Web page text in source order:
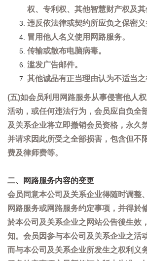
权、专利权、其他智慧财产权及其
违反依法律或契约所应负之保密义
冒用他人名义使用网路服务。
传输或散布电脑病毒。
滥发广告邮件。
其他诚品有正当理由认为不适当之
(五)如会员利用网路服务从事侵害他人
活动，或任何违法行为，会员应自负全
及关系企业将立即撤销会员资格，永久
并请求因此所受之全部损害，包含但不
费及律师费等。
二、网路服务内容的变更
会员同意本公司及关系企业得随时调整
网路服务或网路服务约定事项，并得於
於本公司及关系企业之网站公告後生效
知。会员因参与本公司及关系企业之活
而与本公司及关系企业所发生之权利义